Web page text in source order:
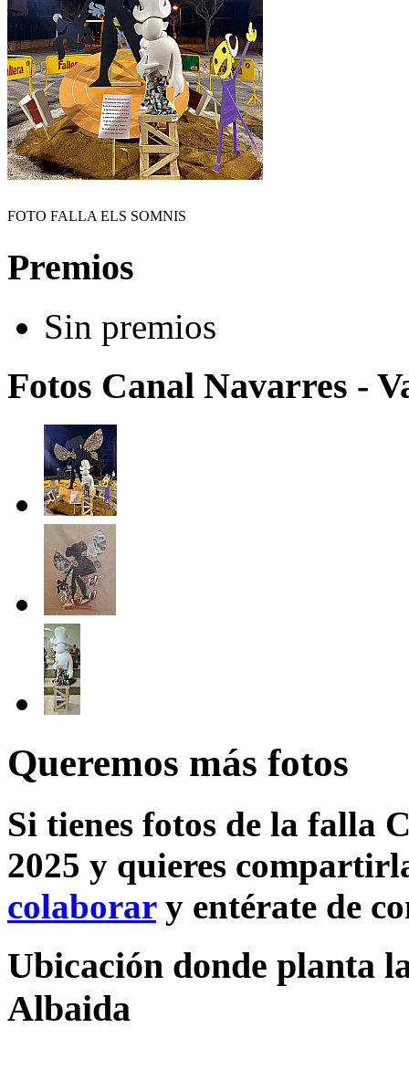
FOTO FALLA ELS SOMNIS
Premios
Sin premios
Fotos Canal Navarres -
Queremos más fotos
Si tienes fotos de la falla
2025 y quieres
colaborary entérate de
Ubicación donde planta
Albaida